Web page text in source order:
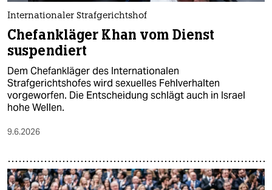
Internationaler Strafgerichtshof
Chefankläger Khan vom Dienst
suspendiert
Dem Chefankläger des Internationalen
Strafgerichtshofes wird sexuelles Fehlverhalten
vorgeworfen. Die Entscheidung schlägt auch in Israel
hohe Wellen.
9.6.2026